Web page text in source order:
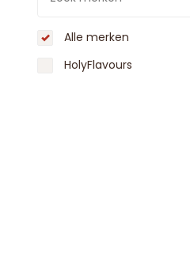
Alle merken
HolyFlavours